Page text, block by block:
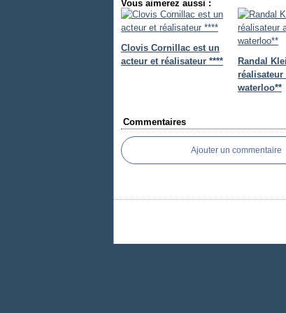
Vous aimerez aussi :
Clovis Cornillac est un
acteur et réalisateur ****
Randal
réalisateur
waterloo**
Commentaires
Ajouter un commentaire